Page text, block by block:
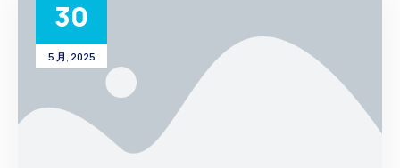
30
5 月, 2025